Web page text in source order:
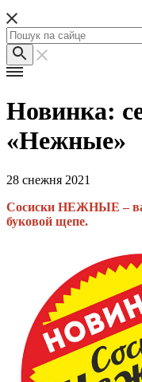
Новинка:
«Нежные»
28 снежня 2021
Сосиски НЕЖНЫЕ –
буковой щепе.